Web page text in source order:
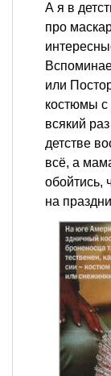
А я в
про
или
костюмы с
всякий
детстве
всё, а
обойтись,
на